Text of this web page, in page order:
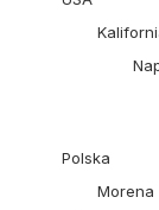
Polska
Morena